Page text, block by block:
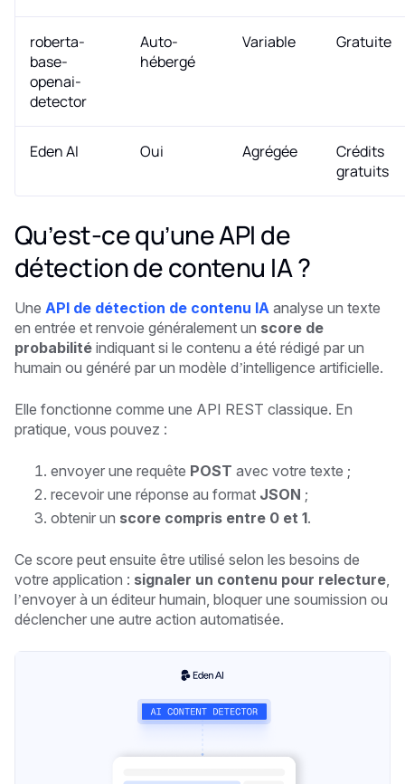
roberta-
base-
openai-
detector
Auto-
hébergé
Variable Gratuite
Eden AI Oui Agrégée
Crédits
gratuits
Qu’est-ce qu’une API de
détection de contenu IA ?
Une API de détection de contenu IA analyse un texte
en entrée et renvoie généralement un score de
probabilité indiquant si le contenu a été rédigé par un
humain ou généré par un modèle d’intelligence artificielle.
Elle fonctionne comme une API REST classique. En
pratique, vous pouvez :
envoyer une requête POST avec votre texte ;
recevoir une réponse au format JSON ;
obtenir un score compris entre 0 et 1.
Ce score peut ensuite être utilisé selon les besoins de
votre application : signaler un contenu pour relecture
l’envoyer à un éditeur humain, bloquer une soumission ou
déclencher une autre action automatisée.